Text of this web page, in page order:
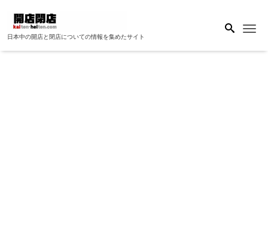
日本中の開店と閉店についての情報を集めたサイト